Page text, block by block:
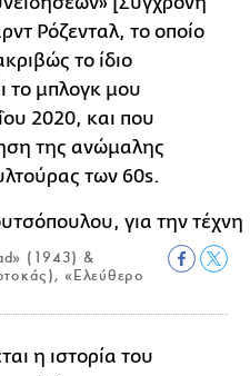
Ρόζενταλ, το οποίο
το ίδιο
το μπλογκ μου
2020, και που
της ανώμαλης
των 60s.
(1943) &
«Ελεύθερο
η ιστορία του